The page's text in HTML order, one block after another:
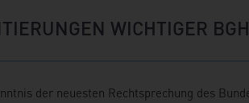
WICHTIGER
der neuesten Rechtsprechung des